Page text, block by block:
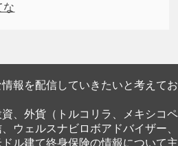
な
報を配信していきたいと考えてお
、外貨（トルコリラ、メキシコペ
ウェルスナビロボアドバイザー、
ル建て終身保険の情報について主